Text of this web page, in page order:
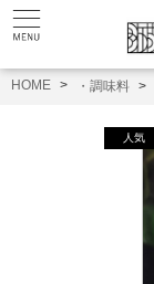
HOME ・調味料